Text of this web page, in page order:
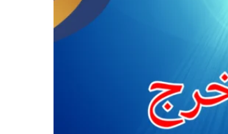
Dari Madrasah Menuju